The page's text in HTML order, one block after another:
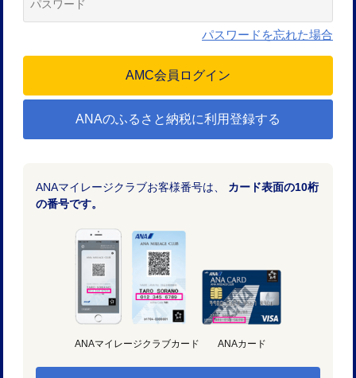
パスワードを忘れた場合
ANAのふるさと納税に利用登録する
ANAマイレージクラブお客様番号は、 カード表面の10桁
の番号です。
ANAマイレージクラブカード ANAカード